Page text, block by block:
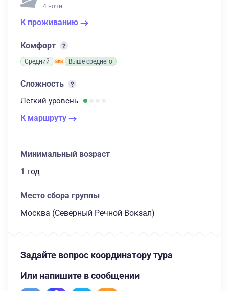
4 ночи
К проживанию
Комфорт
Средний Выше среднего
Сложность
Легкий уровень
К маршруту
Минимальный возраст
1 год
Место сбора группы
Москва (Северный Речной Вокзал)
Задайте вопрос координатору тура
Или напишите в сообщении